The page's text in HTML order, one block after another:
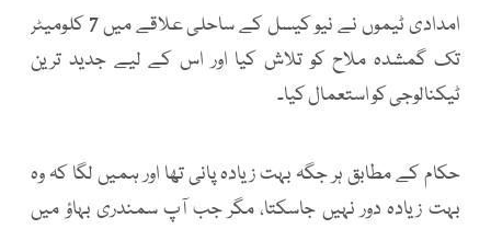
امدادی ٹیموں نے نیو کیسل کے ساحلی علاقے میں 7 کلومیٹر
تک گمشدہ ملاح کو تلاش کیا اور اس کے لیے جدید ترین
ٹیکنالوجی کو استعمال کیا۔
حکام کے مطابق ہر جگہ بہت زیادہ پانی تھا اور ہمیں لگا کہ وہ
بہت زیادہ دور نہیں جاسکتا، مگر جب آپ سمندری بہاؤ میں